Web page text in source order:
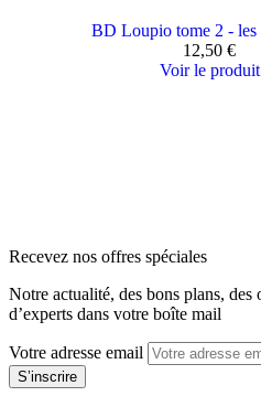
BD Loupio tome 2 - les
12,50 €
Voir le produit
Recevez nos offres spéciales
Notre actualité, des bons plans, des
d’experts dans votre boîte mail
Votre adresse email